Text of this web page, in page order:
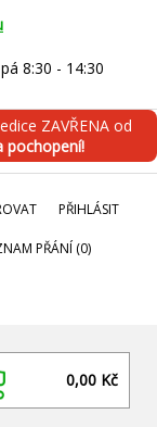
8:30 - 14:30
ZAVŘENA od
pochopení!
PŘIHLÁSIT
PŘÁNÍ (0)
0,00 Kč